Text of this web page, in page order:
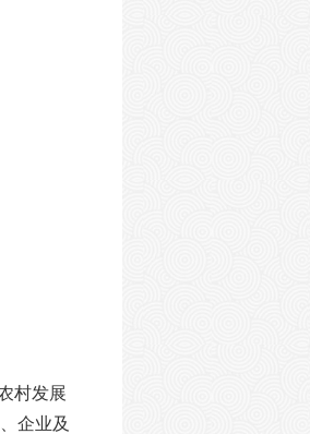
村发展
企业及